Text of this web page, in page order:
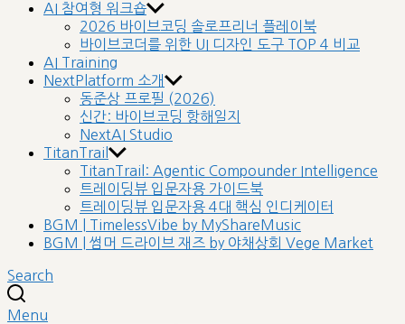
AI 참여형 워크숍
2026 바이브코딩 솔로프리너 플레이북
바이브코더를 위한 UI 디자인 도구 TOP 4 비교
AI Training
NextPlatform 소개
동준상 프로필 (2026)
신간: 바이브코딩 항해일지
NextAI Studio
TitanTrail
TitanTrail: Agentic Compounder Intelligence
트레이딩뷰 입문자용 가이드북
트레이딩뷰 입문자용 4대 핵심 인디케이터
BGM | TimelessVibe by MyShareMusic
BGM | 썸머 드라이브 재즈 by 야채상회 Vege Market
Search
Menu